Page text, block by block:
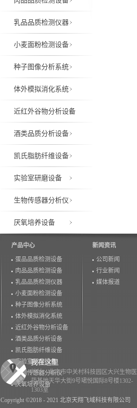
乳品品质检测仪器
小麦面粉检测设备
种子图像分析系统
体外模拟消化系统
近红外谷物分析设备
酒类品质分析设备
凯氏脂肪纤维设备
实验室研磨设备
生物传感器分析仪
厌氧培养设备
产品中心
蛋品品质检测设备
肉品品质检测设备
乳品品质检测仪器
小麦面粉检测设备
种子图像分析系统
体外模拟消化系统
近红外谷物分析设备
酒类品质分析设备
凯氏脂肪纤维设备
实验室研磨设备
生物传感器分析仪
厌氧培养设备
新闻资讯
公司新闻
行业新闻
媒体报道
Copyright ©2018 - 2021 北京天翔飞域科技有限公司
地址：北京市中关村科技园区大兴生物医
药基地天华大街9号珺悦国际8号楼1302-
1303室